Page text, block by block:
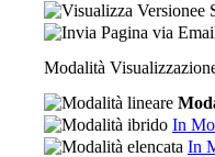
Modalità
In
In